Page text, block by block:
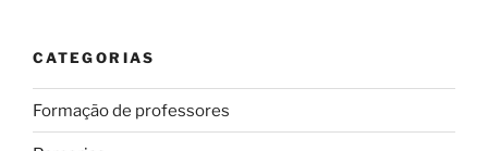
CATEGORIAS
Formação de professores